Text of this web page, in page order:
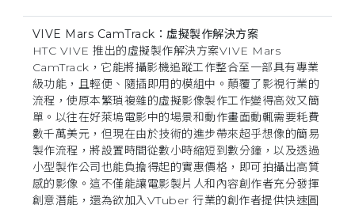
VIVE Mars CamTrack：虛擬製作解決方案
HTC VIVE 推出的虛擬製作解決方案VIVE Mars
CamTrack，它能將攝影機追蹤工作整合至一部具有專業
級功能，且輕便、隨插即用的模組中。顛覆了影視行業的
流程，使原本繁瑣複雜的虛擬影像製作工作變得高效又簡
單。以往在好萊塢電影中的場景和動作畫面動輒需要耗費
數千萬美元，但現在由於技術的進步帶來超乎想像的簡易
製作流程，將設置時間從數小時縮短到數分鐘，以及透過
小型製作公司也能負擔得起的實惠價格，即可拍攝出高質
感的影像。這不僅能讓電影製片人和內容創作者充分發揮
創意潛能，還為欲加入VTuber 行業的創作者提供快速圓